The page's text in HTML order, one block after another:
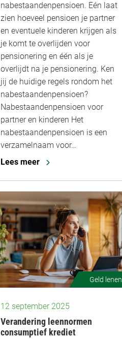
nabestaandenpensioen. Eén laat
zien hoeveel pensioen je partner
en eventuele kinderen krijgen als
je komt te overlijden voor
pensionering en één als je
overlijdt na je pensionering. Ken
jij de huidige regels rondom het
nabestaandenpensioen?
Nabestaandenpensioen voor
partner en kinderen Het
nabestaandenpensioen is een
verzamelnaam voor…
Lees meer
Geld lenen
12 september 2025
Verandering leennormen
consumptief krediet